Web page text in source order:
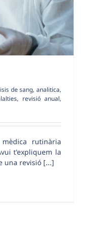
de sang, analitica,
, revisió anual,
rutinària
t'expliquem la
una revisió [...]